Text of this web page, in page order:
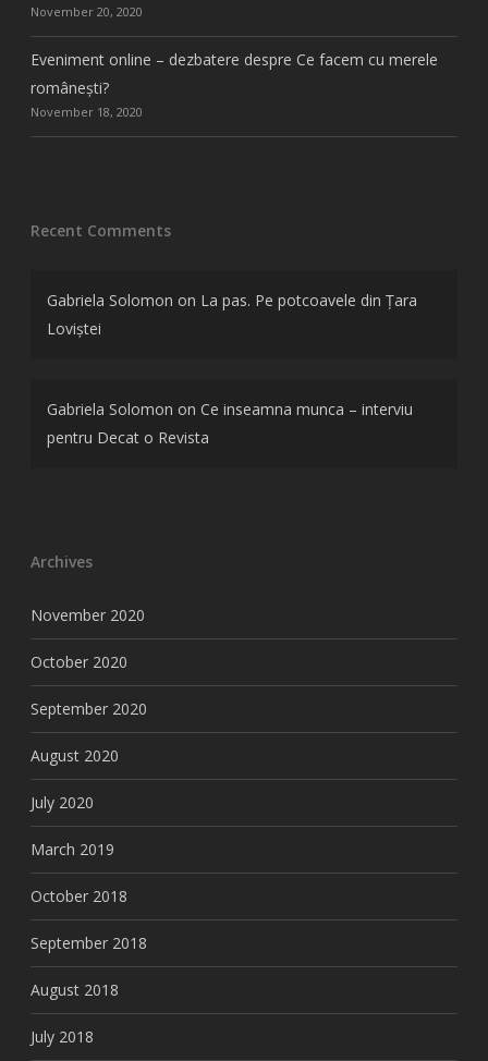
November 20, 2020
Eveniment online – dezbatere despre Ce facem cu merele
românești?
November 18, 2020
Recent Comments
Gabriela Solomon on La pas. Pe potcoavele din Țara
Loviștei
Gabriela Solomon on Ce inseamna munca – interviu
pentru Decat o Revista
Archives
November 2020
October 2020
September 2020
August 2020
July 2020
March 2019
October 2018
September 2018
August 2018
July 2018